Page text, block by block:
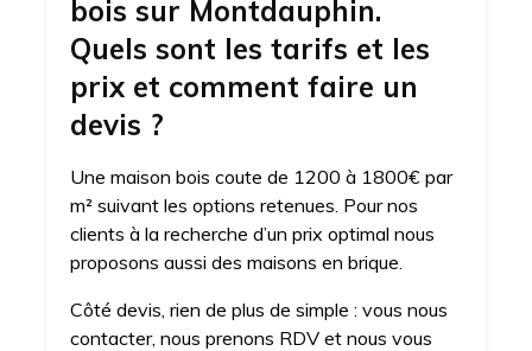
bois sur Montdauphin.
Quels sont les tarifs et les
prix et comment faire un
devis ?
Une maison bois coute de 1200 à 1800€ par
m² suivant les options retenues. Pour nos
clients à la recherche d’un prix optimal nous
proposons aussi des maisons en brique.
Côté devis, rien de plus de simple : vous nous
contacter, nous prenons RDV et nous vous